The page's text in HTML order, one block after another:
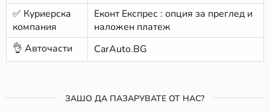
✅ Куриерска
компания
Еконт Експрес : опция за преглед и
наложен платеж
👌 Авточасти
CarAuto.BG
ЗАШО ДА ПАЗАРУВАТЕ ОТ НАС?